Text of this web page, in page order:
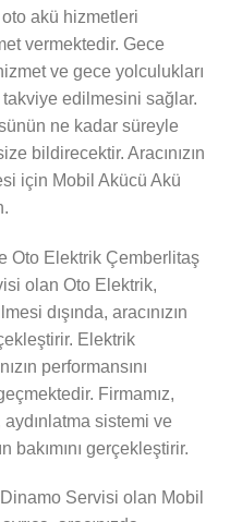
akü hizmetleri
vermektedir. Gece
ve gece yolculukları
takviye edilmesini sağlar.
ne kadar süreyle
bildirecektir. Aracınızın
için Mobil Akücü Akü
Oto Elektrik Çemberlitaş
olan Oto Elektrik,
dışında, aracınızın
Elektrik
performansını
Firmamız,
aydınlatma sistemi ve
bakımını gerçekleştirir.
Servisi olan Mobil